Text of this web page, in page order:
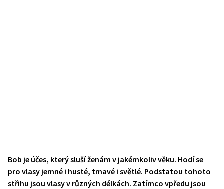
Bob je účes, který sluší ženám v jakémkoliv věku. Hodí se
pro vlasy jemné i husté, tmavé i světlé. Podstatou tohoto
střihu jsou vlasy v různých délkách. Zatímco vpředu jsou